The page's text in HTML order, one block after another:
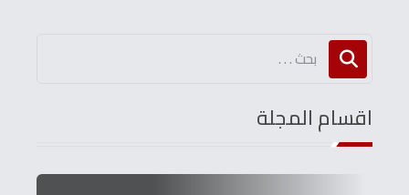
اقسام المجلة